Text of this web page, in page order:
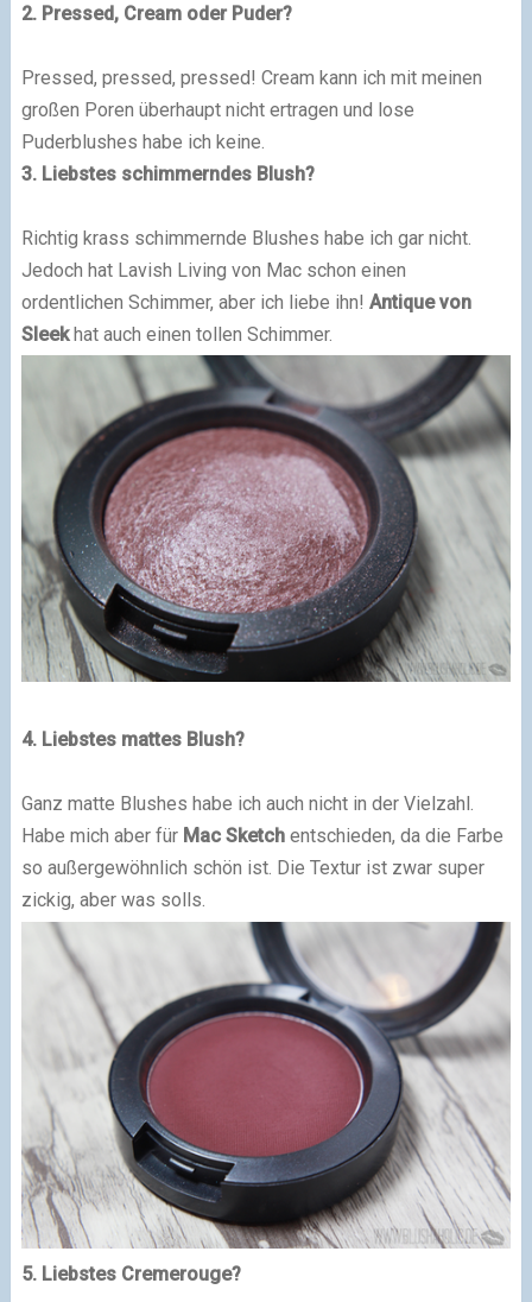
2. Pressed, Cream oder Puder?
Pressed, pressed, pressed! Cream kann ich mit meinen
großen Poren überhaupt nicht ertragen und lose
Puderblushes habe ich keine.
3. Liebstes schimmerndes Blush?
Richtig krass schimmernde Blushes habe ich gar nicht.
Jedoch hat Lavish Living von Mac schon einen
ordentlichen Schimmer, aber ich liebe ihn! Antique von
Sleekhat auch einen tollen Schimmer.
4. Liebstes mattes Blush?
Ganz matte Blushes habe ich auch nicht in der Vielzahl.
Habe mich aber für Mac Sketchentschieden, da die Farbe
so außergewöhnlich schön ist. Die Textur ist zwar super
zickig, aber was solls.
5. Liebstes Cremerouge?